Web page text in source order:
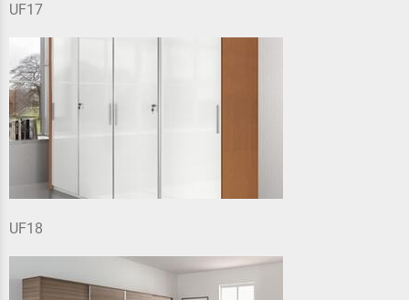
UF17
UF18